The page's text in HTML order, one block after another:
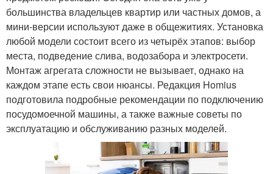
большинства владельцев квартир или частных домов, а
мини-версии используют даже в общежитиях. Установка
любой модели состоит всего из четырёх этапов: выбор
места, подведение слива, водозабора и электросети.
Монтаж агрегата сложности не вызывает, однако на
каждом этапе есть свои нюансы. Редакция Homius
подготовила подробные рекомендации по подключению
посудомоечной машины, а также важные советы по
эксплуатацию и обслуживанию разных моделей.